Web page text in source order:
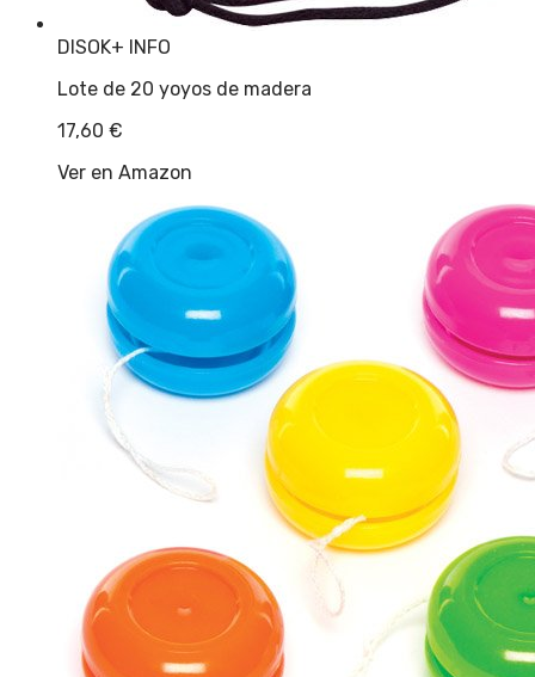
DISOK+ INFO
Lote de 20 yoyos de madera
17,60 €
Ver en Amazon